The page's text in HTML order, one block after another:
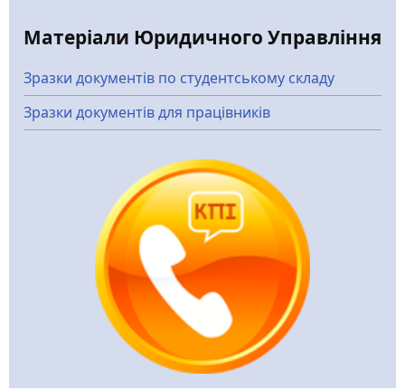
Матеріали Юридичного Управління
Зразки документів по студентському складу
Зразки документів для працівників